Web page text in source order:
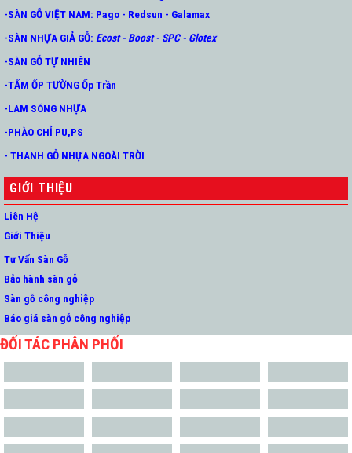
-SÀN GỖ VIỆT NAM: Pago - Redsun - Galamax
-SÀN NHỰA GIẢ GỖ: Ecost-Boost-SPC-Glotex
-SÀN GỖ TỰ NHIÊN
-TẤM ỐP TƯỜNG Ốp Trần
-LAM SÓNG NHỰA
-PHÀO CHỈ PU,PS
- THANH GỖ NHỰA NGOÀI TRỜI
GIỚI THIỆU
Liên Hệ
Giới Thiệu
Tư Vấn Sàn Gỗ
Bảo hành sàn gỗ
Sàn gỗ công nghiệp
Báo giá sàn gỗ công nghiệp
ĐỐI TÁC PHÂN PHỐI